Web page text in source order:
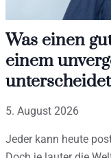
Was einen
einem
unterscheidet
5. August 2026
Jeder kann heute